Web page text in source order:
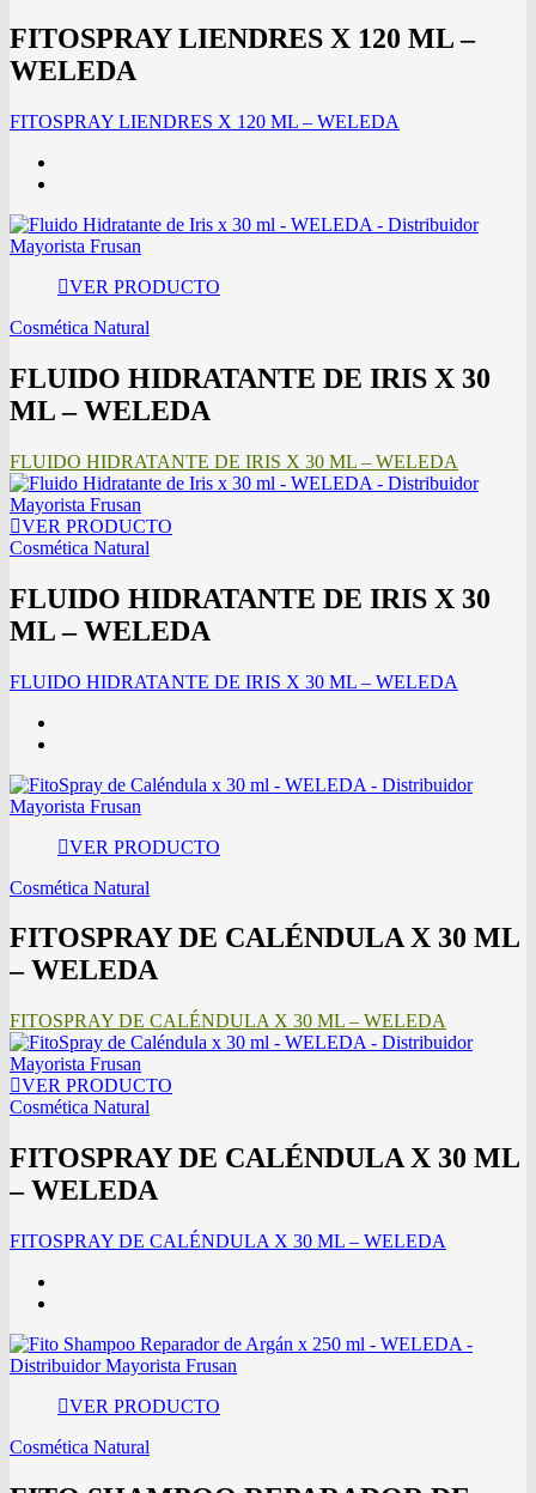
FITOSPRAY LIENDRES X 120 ML –
WELEDA
FITOSPRAY LIENDRES X 120 ML – WELEDA
VER PRODUCTO
Cosmética Natural
FLUIDO HIDRATANTE DE IRIS X 30
ML – WELEDA
FLUIDO HIDRATANTE DE IRIS X 30 ML – WELEDA
VER PRODUCTO
Cosmética Natural
FLUIDO HIDRATANTE DE IRIS X 30
ML – WELEDA
FLUIDO HIDRATANTE DE IRIS X 30 ML – WELEDA
VER PRODUCTO
Cosmética Natural
FITOSPRAY DE CALÉNDULA X 30 ML
– WELEDA
FITOSPRAY DE CALÉNDULA X 30 ML – WELEDA
VER PRODUCTO
Cosmética Natural
FITOSPRAY DE CALÉNDULA X 30 ML
– WELEDA
FITOSPRAY DE CALÉNDULA X 30 ML – WELEDA
VER PRODUCTO
Cosmética Natural